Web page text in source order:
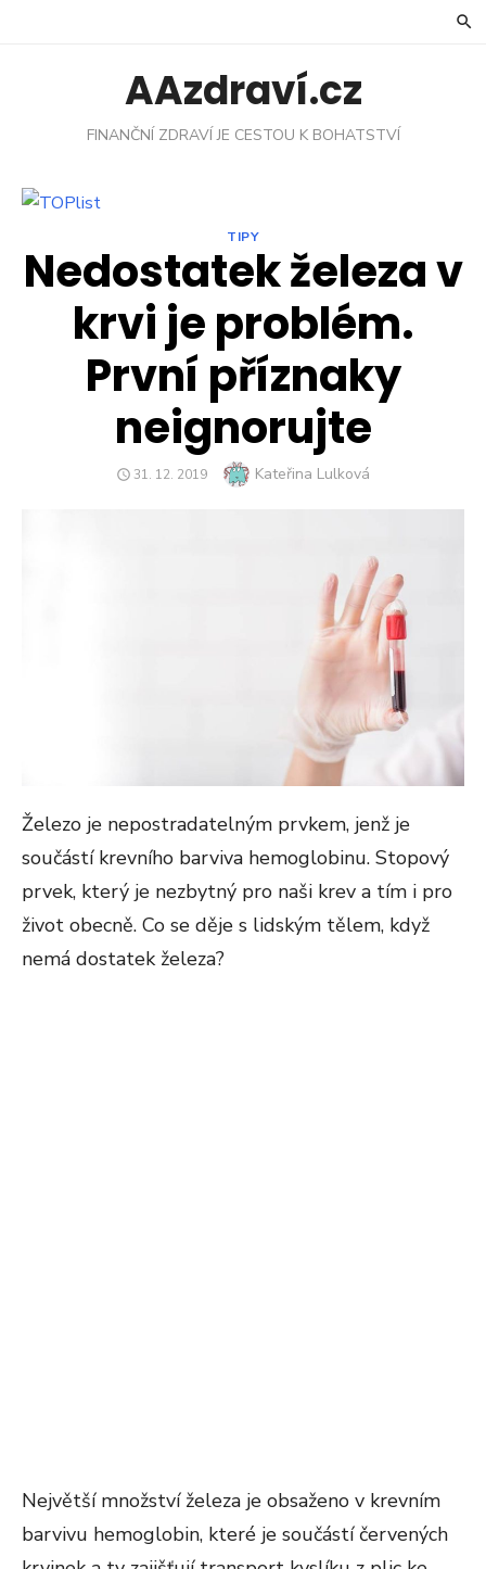
AAzdraví.cz
FINANČNÍ ZDRAVÍ JE CESTOU K BOHATSTVÍ
TIPY
Nedostatek železa v
krvi je problém.
První příznaky
neignorujte
POSTED
31. 12. 2019 Author
Kateřina Lulková
Železo je nepostradatelným prvkem, jenž je
součástí krevního barviva hemoglobinu. Stopový
prvek, který je nezbytný pro naši krev a tím i pro
život obecně. Co se děje s lidským tělem, když
nemá dostatek železa?
Největší množství železa je obsaženo v krevním
barvivu hemoglobin, které je součástí červených